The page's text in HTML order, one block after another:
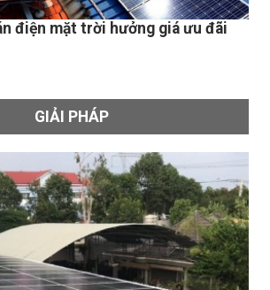
điện mặt trời hưởng giá ưu đãi
GIẢI PHÁP